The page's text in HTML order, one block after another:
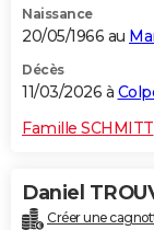
Naissance
20/05/1966 au
Décès
11/03/2026 à
Famille SCHMITT
Daniel
Créer une